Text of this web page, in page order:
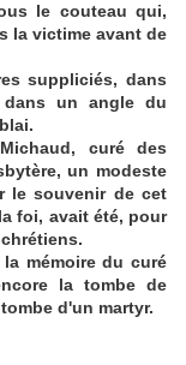
le couteau qui,
la victime avant de
suppliciés, dans
un angle du
curé des
un modeste
le souvenir de cet
foi, avait été, pour
mémoire du curé
la tombe de
d'un martyr.